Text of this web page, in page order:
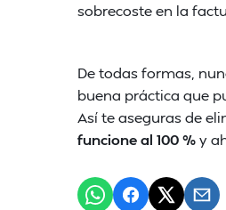
sobrecoste en la
De todas formas,
buena práctica que
Así te aseguras de
funcione al 100 %y